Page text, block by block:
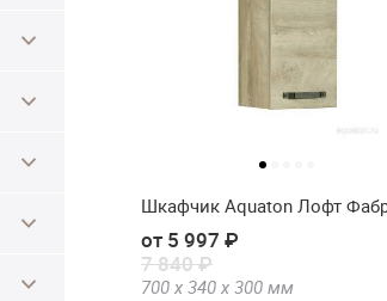
Шкафчик Aquaton Лофт
от 5 997 ₽
7 840 ₽
700 х 340 х 300 мм